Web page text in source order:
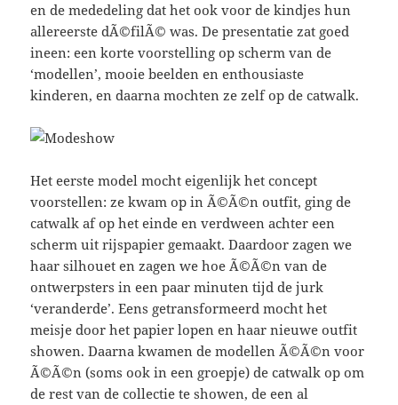
en de mededeling dat het ook voor de kindjes hun
allereerste dÃ©filÃ© was. De presentatie zat goed
ineen: een korte voorstelling op scherm van de
‘modellen’, mooie beelden en enthousiaste
kinderen, en daarna mochten ze zelf op de catwalk.
Het eerste model mocht eigenlijk het concept
voorstellen: ze kwam op in Ã©Ã©n outfit, ging de
catwalk af op het einde en verdween achter een
scherm uit rijspapier gemaakt. Daardoor zagen we
haar silhouet en zagen we hoe Ã©Ã©n van de
ontwerpsters in een paar minuten tijd de jurk
‘veranderde’. Eens getransformeerd mocht het
meisje door het papier lopen en haar nieuwe outfit
showen. Daarna kwamen de modellen Ã©Ã©n voor
Ã©Ã©n (soms ook in een groepje) de catwalk op om
de rest van de collectie te showen, de een al